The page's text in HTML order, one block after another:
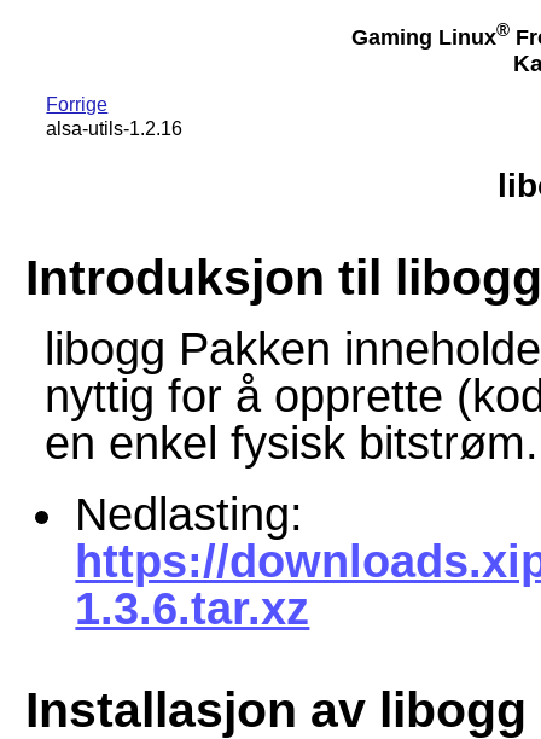
Gaming Linux®
Forrige
alsa-utils-1.2.16
Introduksjon til libogg
libogg Pakken
nyttig for å opprette
en enkel fysisk bitstrøm.
Nedlasting:
https://
1.3.6.tar.xz
Installasjon av libogg